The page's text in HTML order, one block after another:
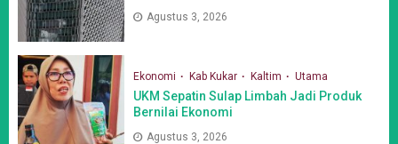
Agustus 3, 2026
Ekonomi Kab Kukar Kaltim Utama
UKM Sepatin Sulap Limbah Jadi Produk
Bernilai Ekonomi
Agustus 3, 2026